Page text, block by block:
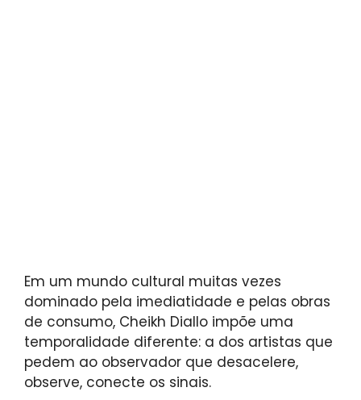
Em um mundo cultural muitas vezes
dominado pela imediatidade e pelas obras
de consumo, Cheikh Diallo impõe uma
temporalidade diferente: a dos artistas que
pedem ao observador que desacelere,
observe, conecte os sinais.